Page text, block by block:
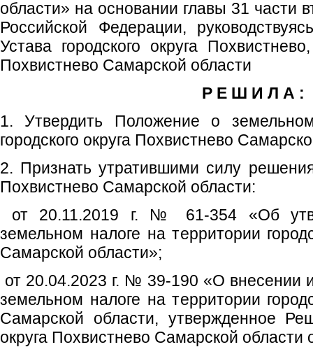
области» на основании главы 31 части
Российской Федерации,
Устава городского округа
Похвистнево Самарской области
Р Е Ш И Л А :
1. Утвердить Положение о
городского округа Похвистнево
2. Признать утратившими силу
Похвистнево Самарской области:
от 20.11.2019 г. № 61-354 «Об
земельном налоге на территории
Самарской области»;
от 20.04.2023 г. № 39-190 «О внесении
земельном налоге на территории
Самарской области, утвержденное
округа Похвистнево Самарской области